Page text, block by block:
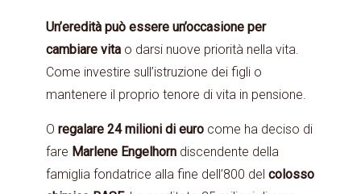
Un’eredità può essere un’occasione per
cambiare vita o darsi nuove priorità nella vita.
Come investire sull’istruzione dei figli o
mantenere il proprio tenore di vita in pensione.
O regalare 24 milioni di euro come ha deciso di
fare Marlene Engelhorn discendente della
famiglia fondatrice alla fine dell’800 del colosso